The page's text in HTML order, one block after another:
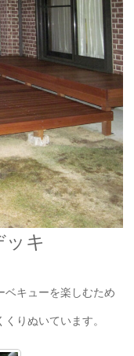
キ
ベキューを楽しむため
りぬいています。